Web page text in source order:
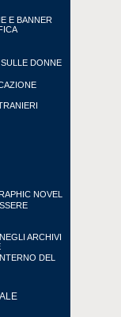
E BANNER
DONNE
NOVEL
ARCHIVI
DEL